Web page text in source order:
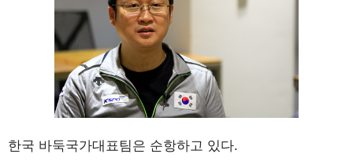
한국 바둑국가대표팀은 순항하고 있다.